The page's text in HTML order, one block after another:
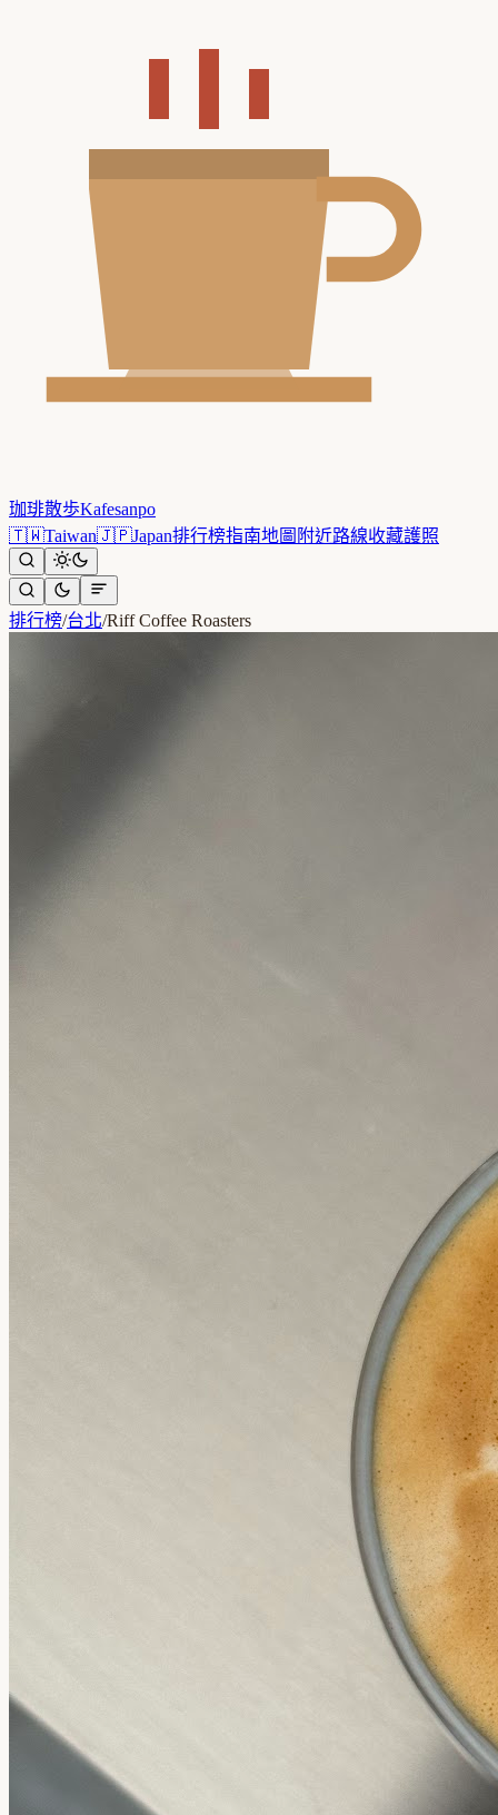
珈琲散歩Kafesanpo
🇹🇼Taiwan🇯🇵Japan排行榜指南地圖 附近路線收藏護照
排行榜/台北/Riff Coffee Roasters